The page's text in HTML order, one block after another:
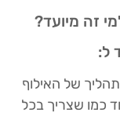
זה מיועד?
ל:
של האילוף
כמו שצריך בכל